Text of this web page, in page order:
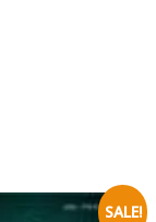
SALE!